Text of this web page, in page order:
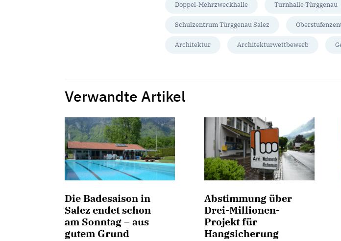
Doppel-Mehrzweckhalle Turnhalle Türggenau
Schulzentrum Türggenau Salez
Architektur Architekturwettbewerb
Verwandte Artikel
Die Badesaison in
Salez endet schon
am Sonntag – aus
gutem Grund
Abstimmung über
Drei-Millionen-
Projekt für
Hangsicherung